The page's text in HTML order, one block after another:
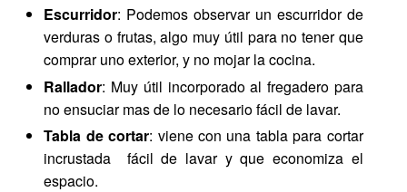
Escurridor: Podemos observar un escurridor de
verduras o frutas, algo muy útil para no tener que
comprar uno exterior, y no mojar la cocina.
Rallador: Muy útil incorporado al fregadero para
no ensuciar mas de lo necesario fácil de lavar.
Tabla de cortar: viene con una tabla para cortar
incrustada fácil de lavar y que economiza el
espacio.